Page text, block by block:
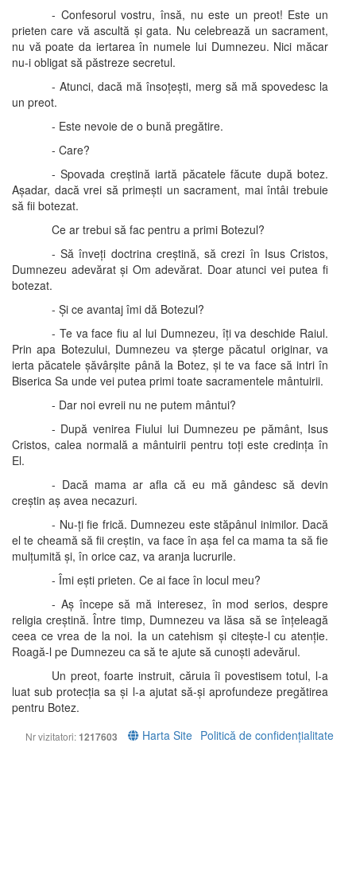
- Confesorul vostru, însă, nu este un preot! Este un
prieten care vă ascultă și gata. Nu celebrează un sacrament,
nu vă poate da iertarea în numele lui Dumnezeu. Nici măcar
nu-i obligat să păstreze secretul.
- Atunci, dacă mă însoțești, merg să mă spovedesc la
un preot.
- Este nevoie de o bună pregătire.
- Care?
- Spovada creștină iartă păcatele făcute după botez.
Așadar, dacă vrei să primești un sacrament, mai întâi trebuie
să fii botezat.
Ce ar trebui să fac pentru a primi Botezul?
- Să înveți doctrina creștină, să crezi în Isus Cristos,
Dumnezeu adevărat și Om adevărat. Doar atunci vei putea fi
botezat.
- Și ce avantaj îmi dă Botezul?
- Te va face fiu al lui Dumnezeu, îți va deschide Raiul.
Prin apa Botezului, Dumnezeu va șterge păcatul originar, va
ierta păcatele șăvârșite până la Botez, și te va face să intri în
Biserica Sa unde vei putea primi toate sacramentele mântuirii.
- Dar noi evreii nu ne putem mântui?
- După venirea Fiului lui Dumnezeu pe pământ, Isus
Cristos, calea normală a mântuirii pentru toți este credința în
El.
- Dacă mama ar afla că eu mă gândesc să devin
creștin aș avea necazuri.
- Nu-ți fie frică. Dumnezeu este stăpânul inimilor. Dacă
el te cheamă să fii creștin, va face în așa fel ca mama ta să fie
mulțumită și, în orice caz, va aranja lucrurile.
- Îmi ești prieten. Ce ai face în locul meu?
- Aș începe să mă interesez, în mod serios, despre
religia creștină. Între timp, Dumnezeu va lăsa să se înțeleagă
ceea ce vrea de la noi. Ia un catehism și citește-l cu atenție.
Roagă-l pe Dumnezeu ca să te ajute să cunoști adevărul.
Un preot, foarte instruit, căruia îi povestisem totul, l-a
luat sub protecția sa și l-a ajutat să-și aprofundeze pregătirea
pentru Botez.
Nr vizitatori: 1217603 Harta Site Politică de confidențialitate